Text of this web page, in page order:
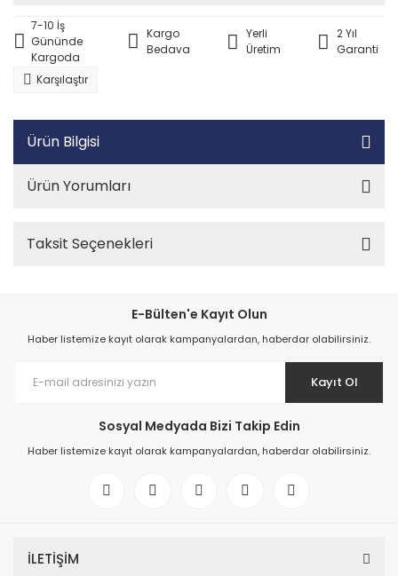
7-10 İş
Gününde
Kargoda
Kargo
Bedava
Yerli
Üretim
2 Yıl
Garanti
Karşılaştır
Ürün Bilgisi
Ürün Yorumları
Taksit Seçenekleri
E-Bülten'e Kayıt Olun
Haber listemize kayıt olarak kampanyalardan, haberdar olabilirsiniz.
Kayıt Ol
Sosyal Medyada Bizi Takip Edin
Haber listemize kayıt olarak kampanyalardan, haberdar olabilirsiniz.
İLETİŞİM